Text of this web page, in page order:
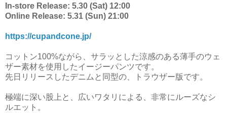
In-store Release: 5.30 (Sat) 12:00
Online Release: 5.31 (Sun) 21:00
https://cupandcone.jp/
コットン100%ながら、サラッとした涼感のある薄手のウェ
ザー素材を使用したイージーパンツです。
先日リリースしたデニムと同型の、トラウザー版です。
極端に深い股上と、広いワタリによる、非常にルーズなシ
ルエット。